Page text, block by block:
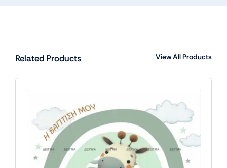
Related Products View All Products